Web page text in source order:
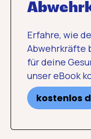
Erfahre, wie
Abwehrkräfte
für deine
unser eBook
kostenlos